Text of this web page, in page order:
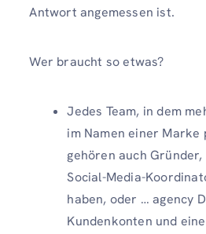
Antwort angemessen ist.
Wer braucht so etwas?
Jedes Team, in dem
im Namen einer Marke
gehören auch
Social-Media-
haben, oder … agency
Kundenkonten und